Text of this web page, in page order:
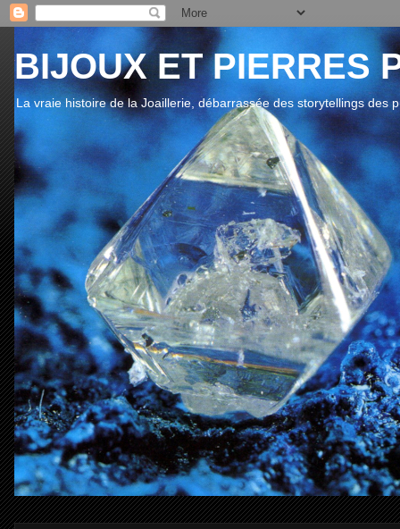
BIJOUX ET PIERRES
La vraie histoire de la Joaillerie, débarrassée des storytellings des